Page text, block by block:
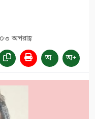
অপরাহ্ণ
অ- অ+